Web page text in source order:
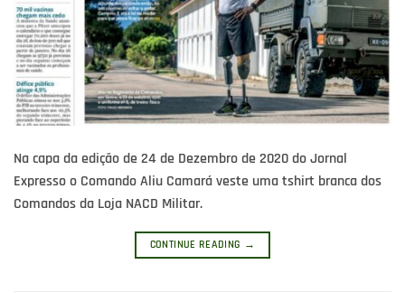
Na capa da edição de 24 de Dezembro de 2020 do Jornal
Expresso o Comando Aliu Camará veste uma tshirt branca dos
Comandos da Loja NACD Militar.
CONTINUE READING →